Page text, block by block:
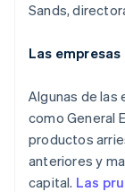
Sands,
Las
Algunas de las
como General
productos
anteriores y
capital. Las